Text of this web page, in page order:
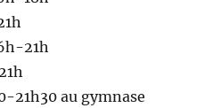
21h
21h30 au gymnase